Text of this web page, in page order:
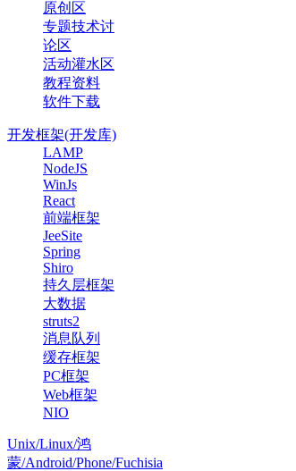
原创区
专题技术讨
论区
活动灌水区
教程资料
软件下载
开发框架(开发库)
LAMP
NodeJS
WinJs
React
前端框架
JeeSite
Spring
Shiro
持久层框架
大数据
struts2
消息队列
缓存框架
PC框架
Web框架
NIO
Unix/Linux/鸿
蒙/Android/Phone/Fuchisia